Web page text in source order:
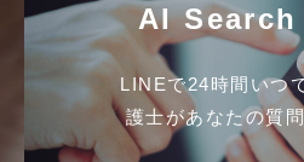
AI
LINEで24時間いつ
護士があなたの質